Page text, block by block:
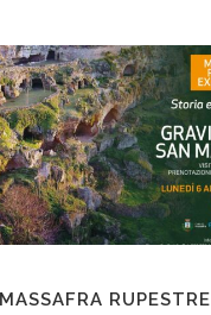
MASSAFRA RUPESTRE